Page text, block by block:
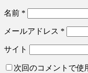
名前 *
メールアドレス *
サイト
次回のコメントで使